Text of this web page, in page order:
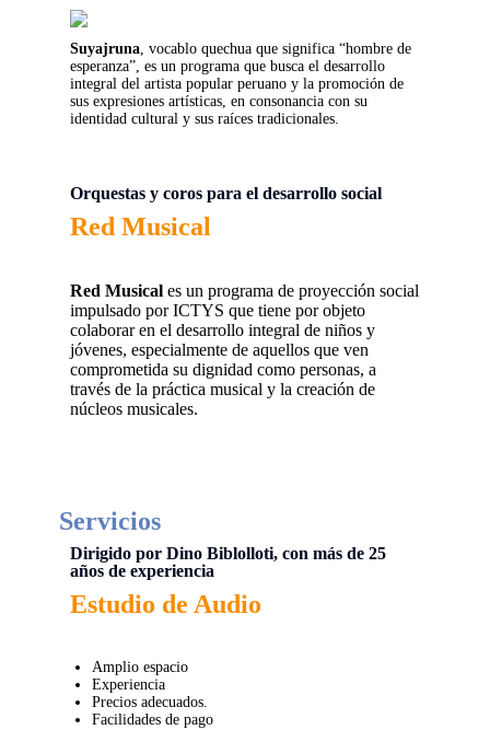
Suyajruna, vocablo quechua que significa “hombre de
esperanza”, es un programa que busca el desarrollo
integral del artista popular peruano y la promoción de
sus expresiones artísticas, en consonancia con su
identidad cultural y sus raíces tradicionales.
Orquestas y coros para el desarrollo social
Red Musical
Red Musical es un programa de proyección social
impulsado por ICTYS que tiene por objeto
colaborar en el desarrollo integral de niños y
jóvenes, especialmente de aquellos que ven
comprometida su dignidad como personas, a
través de la práctica musical y la creación de
núcleos musicales.
Servicios
Dirigido por Dino Biblolloti, con más de 25
años de experiencia
Estudio de Audio
Amplio espacio
Experiencia
Precios adecuados.
Facilidades de pago